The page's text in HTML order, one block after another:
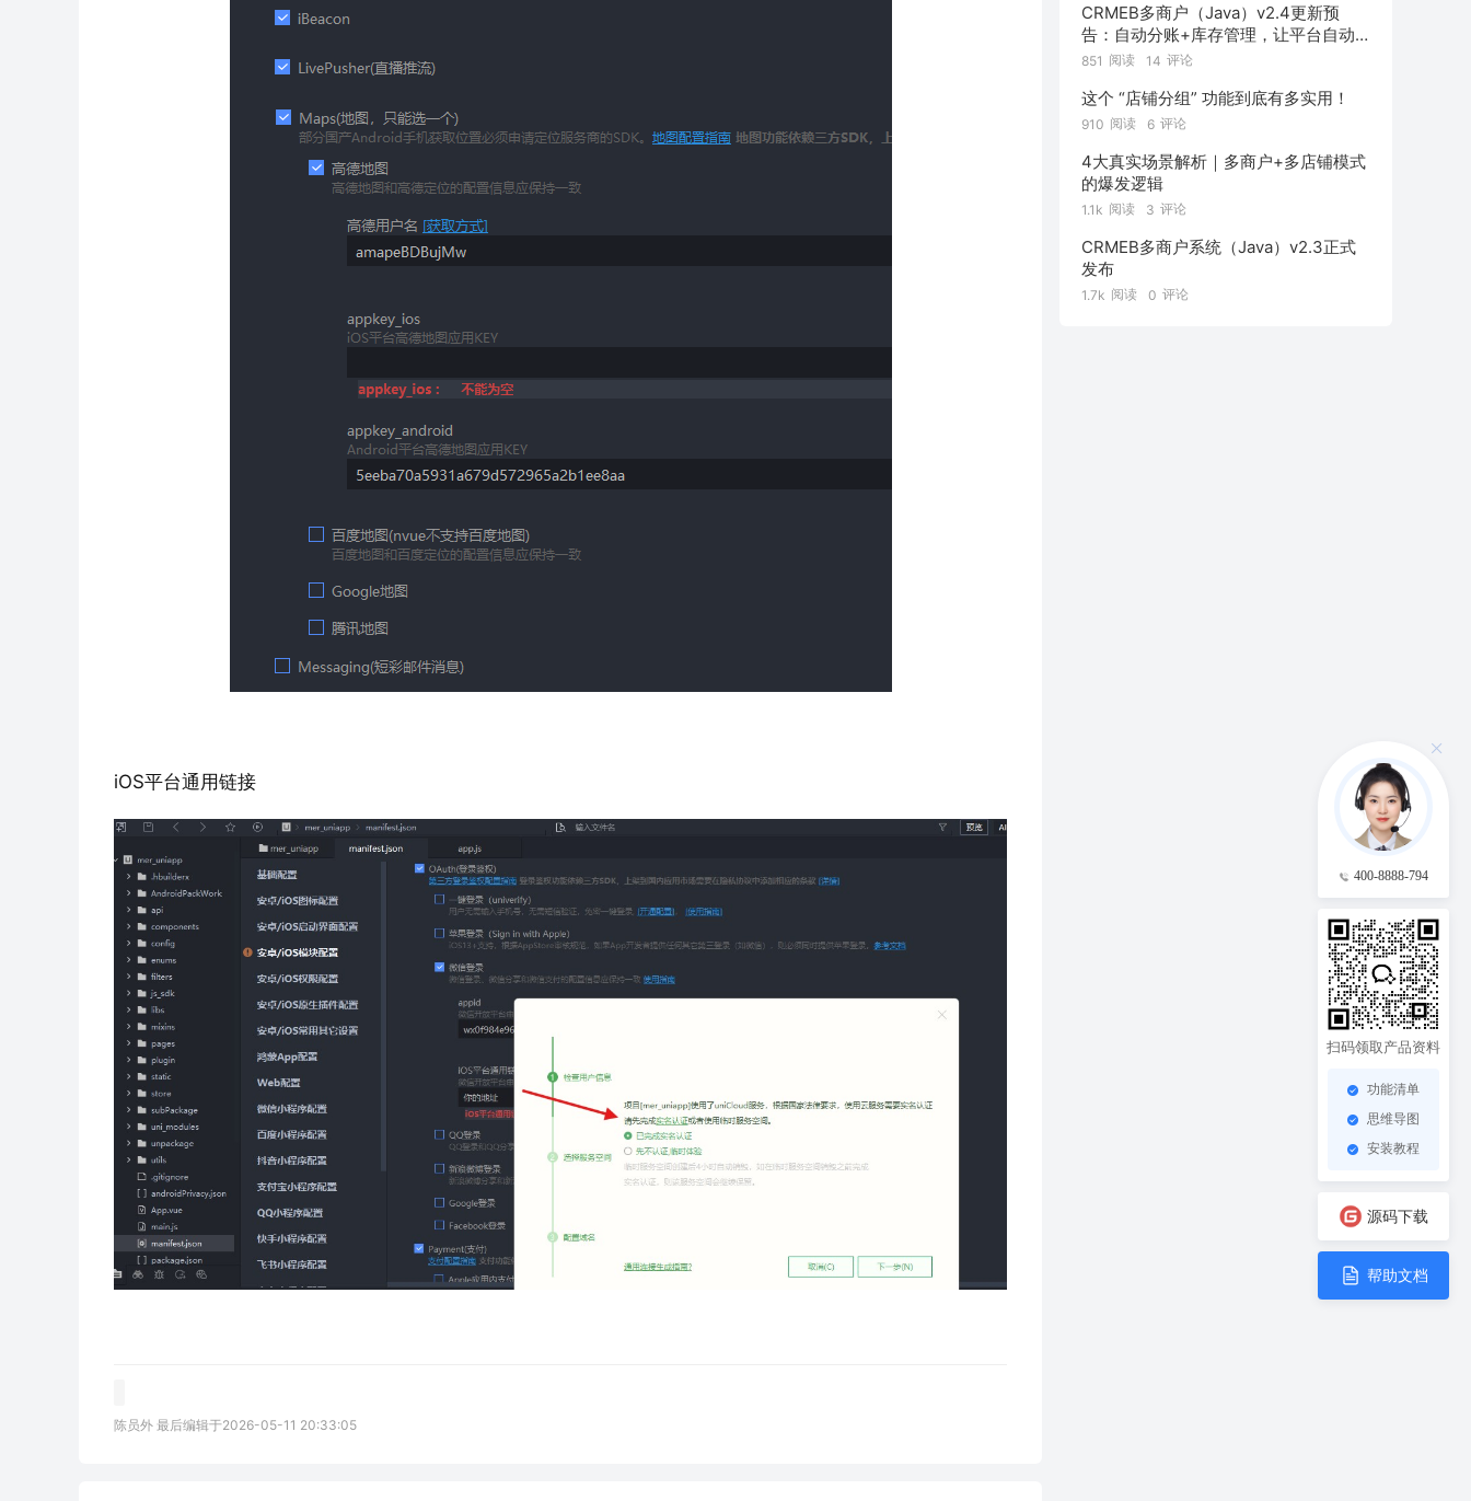
iOS平台通用链接
陈员外 最后编辑于2026-05-11 20:33:05
CRMEB多商户（Java）v2.4更新预
告：自动分账+库存管理，让平台自动
管好“钱和货”！
851 阅读 14 评论
这个 “店铺分组” 功能到底有多实用！
910 阅读 6 评论
4大真实场景解析｜多商户+多店铺模式
的爆发逻辑
1.1k 阅读 3 评论
CRMEB多商户系统（Java）v2.3正式
发布
1.7k 阅读 0 评论
400-8888-794
扫码领取产品资料
功能清单
思维导图
安装教程
源码下载
帮助文档